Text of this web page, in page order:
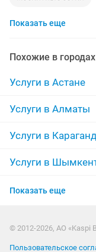
ремонт стиральных
ремонт
кухни квартира
уборка квартир
установка замков
сварочные работы
Показать еще
Похожие в городах
Услуги в Астане
Услуги в Алматы
Услуги в
Услуги в
Услуги в Усть-
Услуги в Актау
Показать еще
© 2012-2026, АО «Kaspi
Пользовательское